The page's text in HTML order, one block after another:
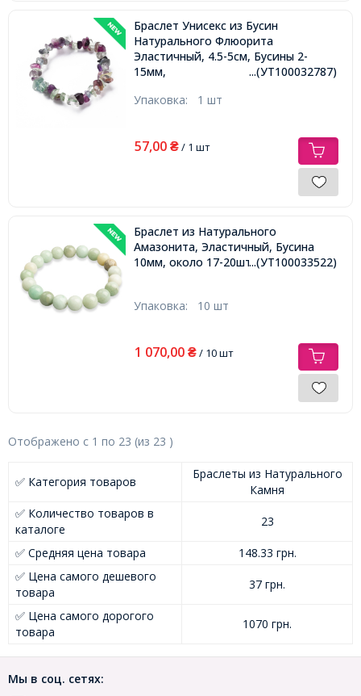
Браслет Унисекс из Бусин
Натурального Флюорита
Эластичный, 4.5-5см, Бусины 2-
15мм,
...(УТ100032787)
Упаковка: 1 шт
57,00 ₴/ 1 шт
Браслет из Натурального
Амазонита, Эластичный, Бусина
10мм, около 17-20шт/браслет,
...(УТ100033522)
Упаковка: 10 шт
1 070,00 ₴/ 10 шт
Отображено с 1 по 23 (из 23 )
✅ Категория товаров
Браслеты из Натурального
Камня
✅ Количество товаров в
каталоге
23
✅ Средняя цена товара
148.33 грн.
✅ Цена самого дешевого
товара
37 грн.
✅ Цена самого дорогого
товара
1070 грн.
Мы в соц. сетях: